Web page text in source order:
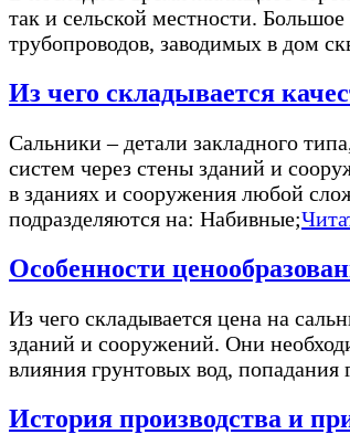
так и сельской местности.
трубопроводов, заводимых в дом
Из чего складывается
Сальники – детали закладного
систем через стены зданий и
в зданиях и сооружения любой
подразделяются на: Набивные;
Особенности
Из чего складывается цена на
зданий и сооружений. Они
влияния грунтовых вод, попадания
История производства и